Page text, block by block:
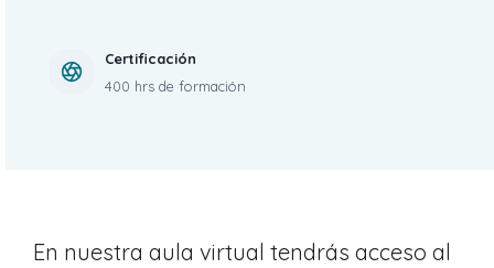
Certificación
400 hrs de formación
En nuestra aula virtual tendrás acceso al